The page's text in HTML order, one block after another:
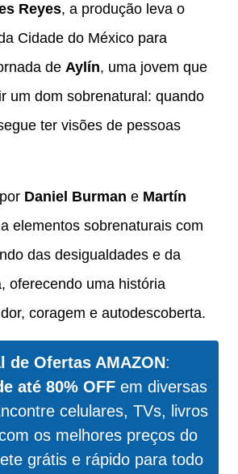
Reyes, a produção leva o
Cidade do México para
de Aylín, uma jovem que
um dom sobrenatural: quando
ter visões de pessoas
Daniel Burman e Martín
elementos sobrenaturais com
das desigualdades e da
oferecendo uma história
coragem e autodescoberta.
de Ofertas AMAZON:
até 80% OFFem diversas
celulares, TVs, livros
os melhores preços do
grátis e rápido para todo